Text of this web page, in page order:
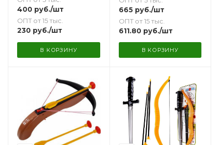
400 руб./шт
ОПТ от 15 тыс.
230 руб./шт
В КОРЗИНУ
665руб./шт
ОПТ от 15 тыс.
611.80руб./шт
В КОРЗИНУ